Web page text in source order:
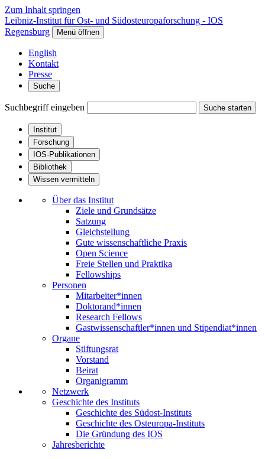
Zum Inhalt springen
Leibniz-Institut für Ost- und Südosteuropaforschung - IOS
Regensburg
Menü öffnen
English
Kontakt
Presse
Suche
Suchbegriff eingeben Suche starten
Institut
Forschung
IOS-Publikationen
Bibliothek
Wissen vermitteln
Über das Institut
Ziele und Grundsätze
Satzung
Gleichstellung
Gute wissenschaftliche Praxis
Open Science
Freie Stellen und Praktika
Fellowships
Personen
Mitarbeiter*innen
Doktorand*innen
Research Fellows
Gastwissenschaftler*innen und Stipendiat*innen
Organe
Stiftungsrat
Vorstand
Beirat
Organigramm
Netzwerk
Geschichte des Instituts
Geschichte des Südost-Instituts
Geschichte des Osteuropa-Instituts
Die Gründung des IOS
Jahresberichte